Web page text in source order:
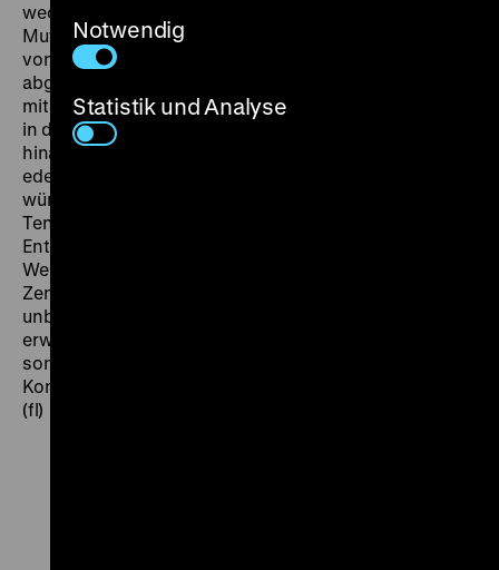
wecken. Auch die Begriffe von Ehe, Weibtum und
Mutterschaft würden wieder zu Ehren gebracht und
von der oberflächlichen, ganz auf das Sexuelle
abgestellten Verzerrung durch die vergangene Epoche
mit vieler Mühe befreit. Ein Film, der das rein Triebhafte
in den Vordergrund stelle, in seiner Tendenz darauf
hinauslaufe, daß ein Urwaldmensch, ja selbst ein Affe,
edelster Seelenregungen fähig und als Ehepartner
würdig sei, laufe den bevölkerungspolitischen
Tendenzen des Nationalsozialismus entgegen.“ Die
Entscheidung vom 2.3.1934 markiert einen
Wendepunkt in der nationalsozialistischen
Zensurpolitik, die für die Studios fortan immer
unberechenbarer wurde und oftmals den Anschein
erweckte, keine inhaltlichen Interessen zu verfolgen,
sondern lediglich besonders erfolgversprechende
Konkurrenz vom deutschen Film fernhalten zu wollen.
(fl)
Notwendig
Statistik und Analyse